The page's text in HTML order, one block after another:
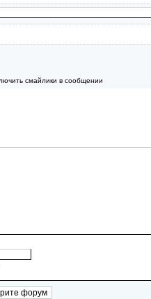
смайлики в сообщении